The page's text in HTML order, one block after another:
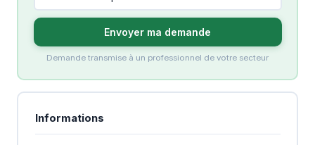
Envoyer ma demande
Demande transmise à un professionnel de votre secteur
Informations